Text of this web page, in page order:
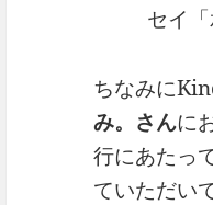
セイ「
ちなみに
み。さんに
行にあたっ
ていただい